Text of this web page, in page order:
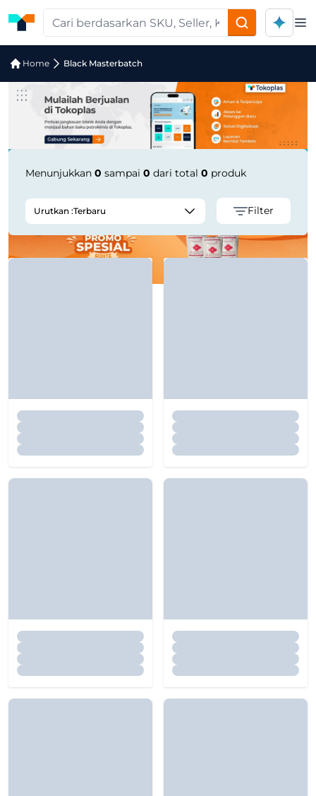
Home Black Masterbatch
Jual Black Masterbatch | Supplier
Menunjukkan 0 sampai 0 dari total 0 produk
Urutkan :Terbaru Filter